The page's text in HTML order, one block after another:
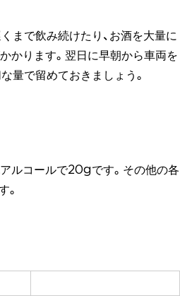
まで飲み続けたり、お酒を大量に
かります。翌日に早朝から車両を
量で留めておきましょう。
ルコールで20gです。その他の各
。